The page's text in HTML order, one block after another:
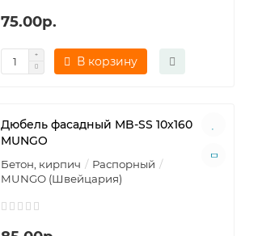
75.00р.
В корзину
Дюбель фасадный MB-SS 10х160
MUNGO
Бетон, кирпич
Распорный
MUNGO (Швейцария)